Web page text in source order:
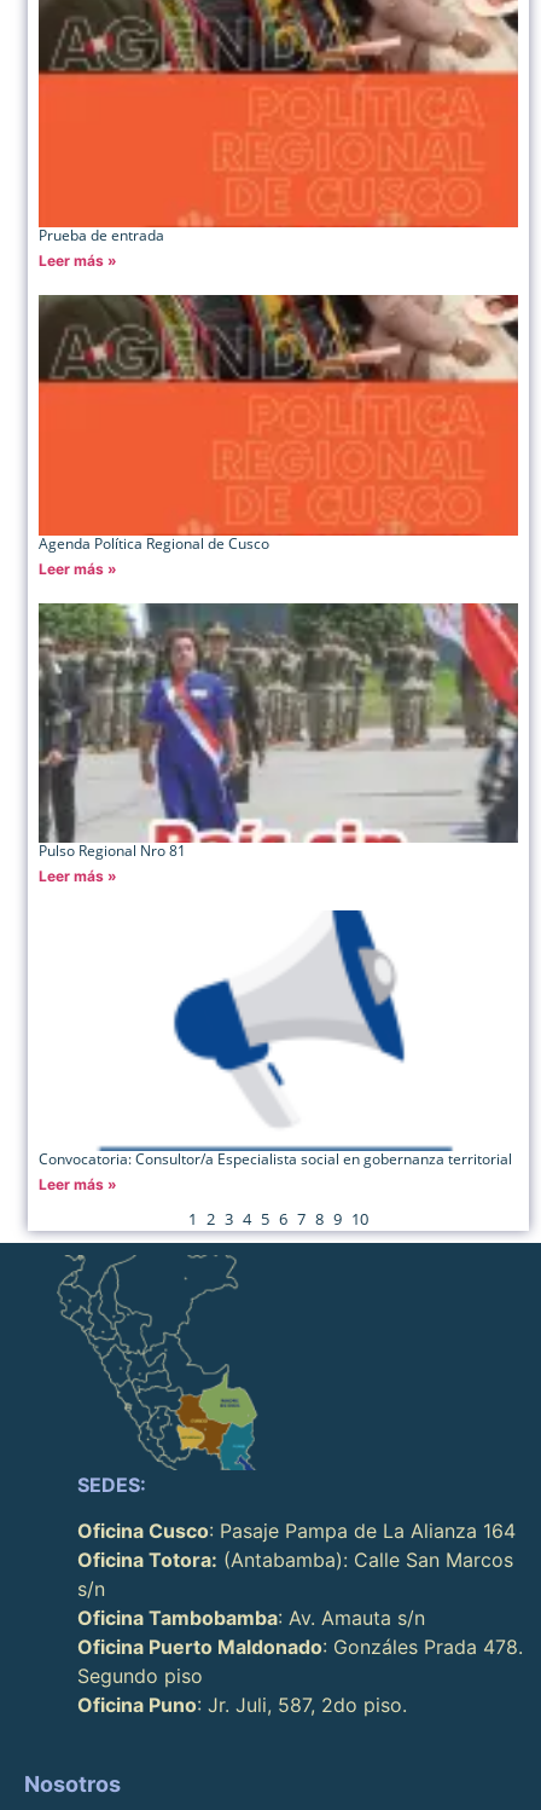
Prueba de entrada
Leer más »
Agenda Política Regional de Cusco
Leer más »
Pulso Regional Nro 81
Leer más »
Convocatoria: Consultor/a Especialista social en gobernanza territorial
Leer más »
1 2 3 4 5 6 7 8 9 10
SEDES:
Oficina Cusco: Pasaje Pampa de La Alianza 164
Oficina Totora: (Antabamba): Calle San Marcos
s/n
Oficina Tambobamba: Av. Amauta s/n
Oficina Puerto Maldonado: Gonzáles Prada 478.
Segundo piso
Oficina Puno: Jr. Juli, 587, 2do piso.
Nosotros